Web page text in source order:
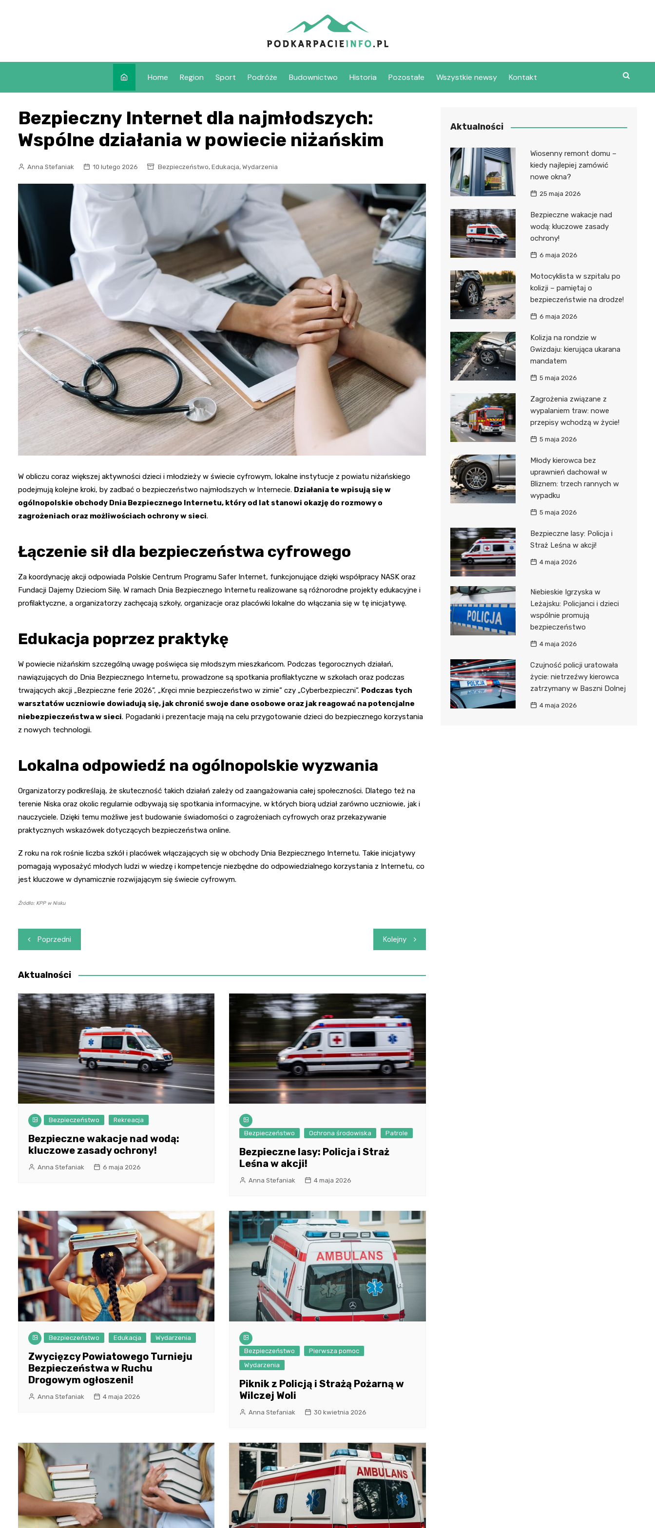
Home Region Sport Podróże Budownictwo Historia Pozostałe Wszystkie newsy Kontakt
Bezpieczny Internet dla najmłodszych:
Wspólne działania w powiecie niżańskim
Anna Stefaniak 10 lutego 2026 Bezpieczeństwo, Edukacja, Wydarzenia
W obliczu coraz większej aktywności dzieci i młodzieży w świecie cyfrowym, lokalne instytucje z powiatu niżańskiego
podejmują kolejne kroki, by zadbać o bezpieczeństwo najmłodszych w Internecie. Działania te wpisują się w
ogólnopolskie obchody Dnia Bezpiecznego Internetu, który od lat stanowi okazję do rozmowy o
zagrożeniach oraz możliwościach ochrony w sieci.
Łączenie sił dla bezpieczeństwa cyfrowego
Za koordynację akcji odpowiada Polskie Centrum Programu Safer Internet, funkcjonujące dzięki współpracy NASK oraz
Fundacji Dajemy Dzieciom Siłę. W ramach Dnia Bezpiecznego Internetu realizowane są różnorodne projekty edukacyjne i
profilaktyczne, a organizatorzy zachęcają szkoły, organizacje oraz placówki lokalne do włączania się w tę inicjatywę.
Edukacja poprzez praktykę
W powiecie niżańskim szczególną uwagę poświęca się młodszym mieszkańcom. Podczas tegorocznych działań,
nawiązujących do Dnia Bezpiecznego Internetu, prowadzone są spotkania profilaktyczne w szkołach oraz podczas
trwających akcji „Bezpieczne ferie 2026”, „Kręci mnie bezpieczeństwo w zimie” czy „Cyberbezpieczni”. Podczas tych
warsztatów uczniowie dowiadują się, jak chronić swoje dane osobowe oraz jak reagować na potencjalne
niebezpieczeństwa w sieci. Pogadanki i prezentacje mają na celu przygotowanie dzieci do bezpiecznego korzystania
z nowych technologii.
Lokalna odpowiedź na ogólnopolskie wyzwania
Organizatorzy podkreślają, że skuteczność takich działań zależy od zaangażowania całej społeczności. Dlatego też na
terenie Niska oraz okolic regularnie odbywają się spotkania informacyjne, w których biorą udział zarówno uczniowie, jak i
nauczyciele. Dzięki temu możliwe jest budowanie świadomości o zagrożeniach cyfrowych oraz przekazywanie
praktycznych wskazówek dotyczących bezpieczeństwa online.
Z roku na rok rośnie liczba szkół i placówek włączających się w obchody Dnia Bezpiecznego Internetu. Takie inicjatywy
pomagają wyposażyć młodych ludzi w wiedzę i kompetencje niezbędne do odpowiedzialnego korzystania z Internetu, co
jest kluczowe w dynamicznie rozwijającym się świecie cyfrowym.
Źródło: KPP w Nisku
Nawigacja
wpisu
Poprzedni Kolejny
Aktualności
Bezpieczeństwo Rekreacja
Bezpieczne wakacje nad wodą:
kluczowe zasady ochrony!
Anna Stefaniak 6 maja 2026
Bezpieczeństwo Ochrona środowiska Patrole
Bezpieczne lasy: Policja i Straż
Leśna w akcji!
Anna Stefaniak 4 maja 2026
Bezpieczeństwo Edukacja Wydarzenia
Zwycięzcy Powiatowego Turnieju
Bezpieczeństwa w Ruchu
Drogowym ogłoszeni!
Anna Stefaniak 4 maja 2026
Bezpieczeństwo
Pierwsza pomoc
Wydarzenia
Piknik z Policją i Strażą Pożarną w
Wilczej Woli
Anna Stefaniak 30 kwietnia 2026
Aktualności
Wiosenny remont domu –
kiedy najlepiej zamówić
nowe okna?
25 maja 2026
Bezpieczne wakacje nad
wodą: kluczowe zasady
ochrony!
6 maja 2026
Motocyklista w szpitalu po
kolizji – pamiętaj o
bezpieczeństwie na drodze!
6 maja 2026
Kolizja na rondzie w
Gwizdaju: kierująca ukarana
mandatem
5 maja 2026
Zagrożenia związane z
wypalaniem traw: nowe
przepisy wchodzą w życie!
5 maja 2026
Młody kierowca bez
uprawnień dachował w
Bliznem: trzech rannych w
wypadku
5 maja 2026
Bezpieczne lasy: Policja i
Straż Leśna w akcji!
4 maja 2026
Niebieskie Igrzyska w
Leżajsku: Policjanci i dzieci
wspólnie promują
bezpieczeństwo
4 maja 2026
Czujność policji uratowała
życie: nietrzeźwy kierowca
zatrzymany w Baszni Dolnej
4 maja 2026